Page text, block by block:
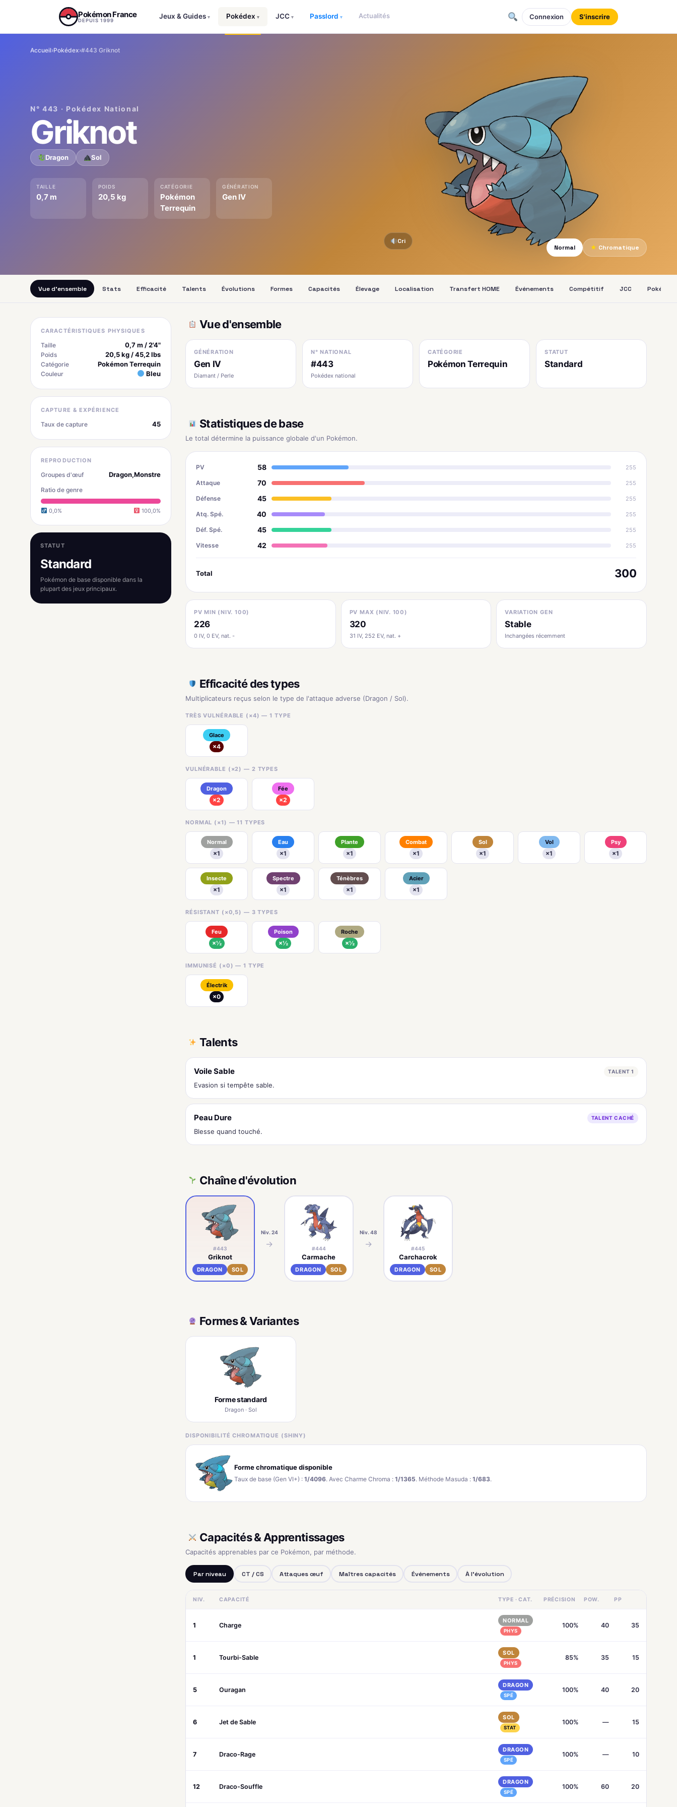
Pokémon France
DEPUIS 1999
Jeux & Guides ▾ Pokédex ▾ JCC ▾ Passlord ▾ Actualités Connexion S'inscrire
Accueil›Pokédex›#443 Griknot
N° 443 · Pokédex National
Griknot
Dragon Sol
TAILLE
0,7 m
POIDS
20,5 kg
CATÉGORIE
Pokémon
Terrequin
GÉNÉRATION
Gen IV
Cri
Normal
★ Chromatique
Vue d'ensemble Stats Efficacité Talents Évolutions Formes Capacités Élevage Localisation Transfert HOME Événements Compétitif JCC Pokédex
CARACTÉRISTIQUES PHYSIQUES
Taille 0,7 m / 2'4"
Poids 20,5 kg / 45,2 lbs
Catégorie Pokémon Terrequin
Couleur Bleu
CAPTURE & EXPÉRIENCE
Taux de capture 45
REPRODUCTION
Groupes d'œuf Dragon,Monstre
Ratio de genre
0,0% 100,0%
STATUT
Standard
Pokémon de base disponible dans la
plupart des jeux principaux.
Vue d'ensemble
GÉNÉRATION
Gen IV
Diamant / Perle
N° NATIONAL
#443
Pokédex national
CATÉGORIE
Pokémon Terrequin
STATUT
Standard
Statistiques de base
Le total détermine la puissance globale d'un Pokémon.
PV 58 255
Attaque 70 255
Défense 45 255
Atq. Spé. 40 255
Déf. Spé. 45 255
Vitesse 42 255
Total 300
PV MIN (NIV. 100)
226
0 IV, 0 EV, nat. -
PV MAX (NIV. 100)
320
31 IV, 252 EV, nat. +
VARIATION GEN
Stable
Inchangées récemment
Efficacité des types
Multiplicateurs reçus selon le type de l'attaque adverse (Dragon / Sol).
TRÈS VULNÉRABLE (×4) — 1 TYPE
Glace
×4
VULNÉRABLE (×2) — 2 TYPES
Dragon
×2
Fée
×2
NORMAL (×1) — 11 TYPES
Normal
×1
Eau
×1
Plante
×1
Combat
×1
Sol
×1
Vol
×1
Psy
×1
Insecte
×1
Spectre
×1
Ténèbres
×1
Acier
×1
RÉSISTANT (×0,5) — 3 TYPES
Feu
×½
Poison
×½
Roche
×½
IMMUNISÉ (×0) — 1 TYPE
Électrik
×0
Talents
Voile Sable TALENT 1
Evasion si tempête sable.
Peau Dure TALENT CACHÉ
Blesse quand touché.
Chaîne d'évolution
#443
Griknot
DRAGON SOL
Niv. 24
→ #444
Carmache
DRAGON SOL
Niv. 48
→ #445
Carchacrok
DRAGON SOL
Formes & Variantes
Forme standard
Dragon · Sol
DISPONIBILITÉ CHROMATIQUE (SHINY)
Forme chromatique disponible
Taux de base (Gen VI+) : 1/4096. Avec Charme Chroma : 1/1365. Méthode Masuda : 1/683.
Capacités & Apprentissages
Capacités apprenables par ce Pokémon, par méthode.
Par niveau CT / CS Attaques œuf Maîtres capacités Événements À l'évolution
NIV. CAPACITÉ TYPE · CAT. PRÉCISION POW. PP
1 Charge
NORMAL
PHYS
100% 40 35
1 Tourbi-Sable
SOL
PHYS
85% 35 15
5 Ouragan
DRAGON
SPÉ
100% 40 20
6 Jet de Sable
SOL
STAT
100% — 15
7 Draco-Rage
DRAGON
SPÉ
100% — 10
12 Draco-Souffle
DRAGON
SPÉ
100% 60 20